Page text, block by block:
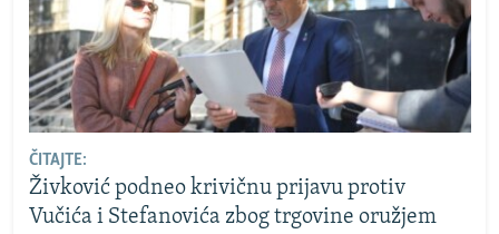
ČITAJTE:
Živković podneo krivičnu prijavu protiv
Vučića i Stefanovića zbog trgovine oružjem